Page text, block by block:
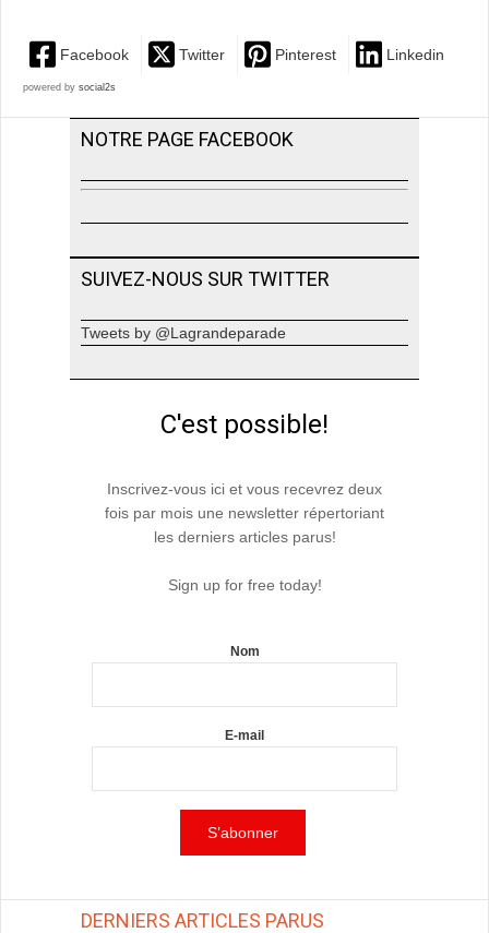
Facebook Twitter Pinterest Linkedin
powered by social2s
NOTRE PAGE FACEBOOK
SUIVEZ-NOUS SUR TWITTER
Tweets by @Lagrandeparade
C'est possible!
Inscrivez-vous ici et vous recevrez deux
fois par mois une newsletter répertoriant
les derniers articles parus!
Sign up for free today!
Nom
E-mail
DERNIERS ARTICLES PARUS